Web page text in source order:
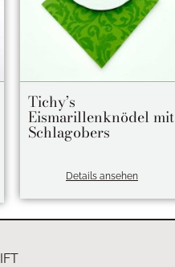
Tichy’s
Eismarillenknödel mit
Schlagobers
Details ansehen